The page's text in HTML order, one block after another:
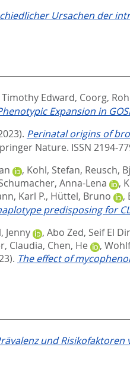
Ursachen der
Timothy Edward, Coorg,
Expansion in
Perinatal origins of
Nature. ISSN 2194-
, Kohl, Stefan, Reusch,
Anna-Lena ,
Karl P., Hüttel, Bruno ,
predisposing for
Jenny , Abo Zed, Seif El
Claudia, Chen, He ,
The effect of
und